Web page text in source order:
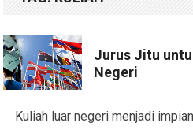
Jurus Jitu
Negeri
Kuliah luar negeri menjadi